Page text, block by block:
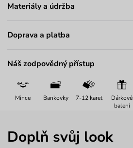
Materiály a údržba
Doprava a platba
Náš zodpovědný přístup
Mince Bankovky 7-12 karet
Dárkové
balení
Doplň svůj look